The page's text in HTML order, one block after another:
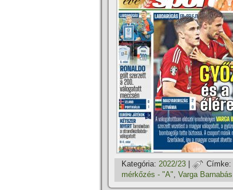
Kategória: 2022/23 Címke:
mérkőzés - "A", Varga Barnabás